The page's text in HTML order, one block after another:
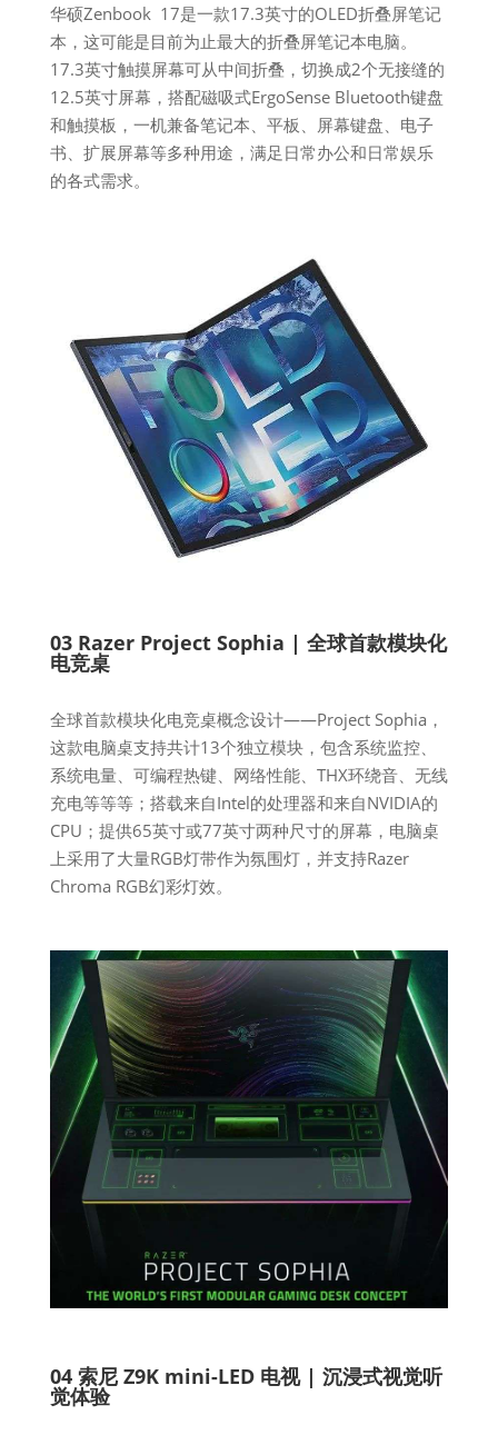
华硕Zenbook 17是一款17.3英寸的OLED折叠屏笔记
本，这可能是目前为止最大的折叠屏笔记本电脑。
17.3英寸触摸屏幕可从中间折叠，切换成2个无接缝的
12.5英寸屏幕，搭配磁吸式ErgoSense Bluetooth键盘
和触摸板，一机兼备笔记本、平板、屏幕键盘、电子
书、扩展屏幕等多种用途，满足日常办公和日常娱乐
的各式需求。
03 Razer Project Sophia | 全球首款模块化
电竞桌
全球首款模块化电竞桌概念设计——Project Sophia，
这款电脑桌支持共计13个独立模块，包含系统监控、
系统电量、可编程热键、网络性能、THX环绕音、无线
充电等等等；搭载来自Intel的处理器和来自NVIDIA的
CPU；提供65英寸或77英寸两种尺寸的屏幕，电脑桌
上采用了大量RGB灯带作为氛围灯，并支持Razer
Chroma RGB幻彩灯效。
04 索尼 Z9K mini-LED 电视 | 沉浸式视觉听
觉体验